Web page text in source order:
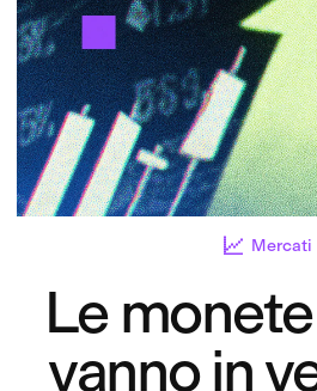
Mercati
Le
vanno in